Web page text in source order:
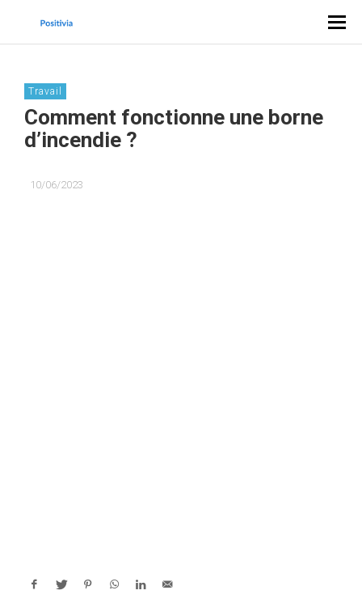
Travail
Comment fonctionne une borne
d’incendie ?
10/06/2023